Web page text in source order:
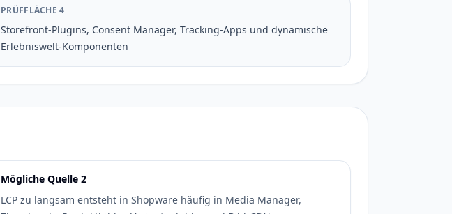
PRÜFFLÄCHE 4
Storefront-Plugins, Consent Manager, Tracking-Apps und dynamische
Erlebniswelt-Komponenten
Mögliche Quelle 2
LCP zu langsam entsteht in Shopware häufig in Media Manager,